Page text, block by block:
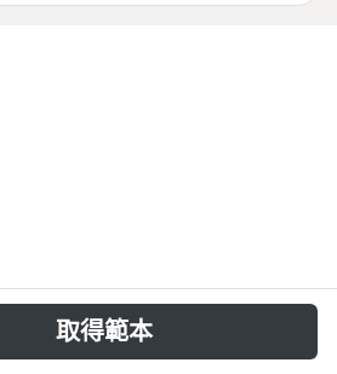
包含72个节点的火锅蘸料配方思
料、麻辣蘸料、四川重庆老火
取得範本